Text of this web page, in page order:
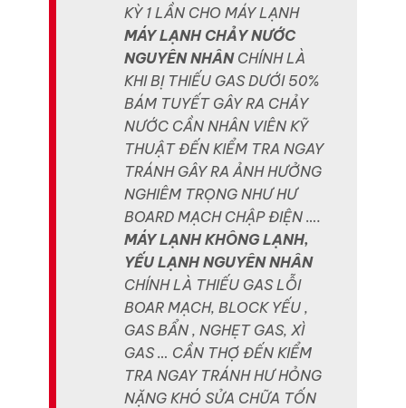
KỲ 1 LẦN CHO MÁY LẠNH
MÁY LẠNH CHẢY NƯỚC
NGUYÊN NHÂNCHÍNH LÀ
KHI BỊ THIẾU GAS DƯỚI 50%
BÁM TUYẾT GÂY RA CHẢY
NƯỚC CẦN NHÂN VIÊN KỸ
THUẬT ĐẾN KIỂM TRA NGAY
TRÁNH GÂY RA ẢNH HƯỞNG
NGHIÊM TRỌNG NHƯ HƯ
BOARD MẠCH CHẬP ĐIỆN ….
MÁY LẠNH KHÔNG LẠNH,
YẾU LẠNH NGUYÊN NHÂN
CHÍNH LÀ THIẾU GAS LỖI
BOAR MẠCH, BLOCK YẾU ,
GAS BẨN , NGHẸT GAS, XÌ
GAS … CẦN THỢ ĐẾN KIỂM
TRA NGAY TRÁNH HƯ HỎNG
NẶNG KHÓ SỬA CHỮA TỐN